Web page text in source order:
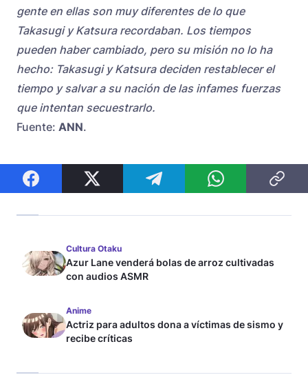
gente en ellas son muy diferentes de lo que
Takasugi y Katsura recordaban. Los tiempos
pueden haber cambiado, pero su misión no lo ha
hecho: Takasugi y Katsura deciden restablecer el
tiempo y salvar a su nación de las infames fuerzas
que intentan secuestrarlo.
Fuente: ANN.
Cultura Otaku
Azur Lane venderá bolas de arroz cultivadas
con audios ASMR
Anime
Actriz para adultos dona a víctimas de sismo y
recibe críticas